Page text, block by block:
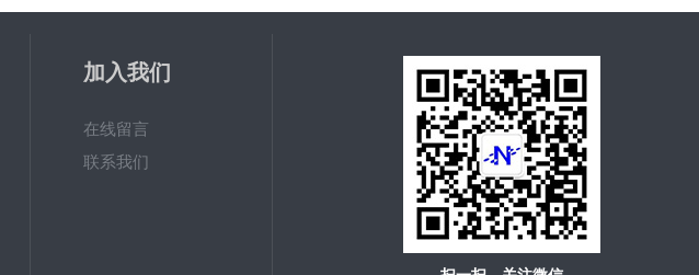
加入我们
在线留言
联系我们